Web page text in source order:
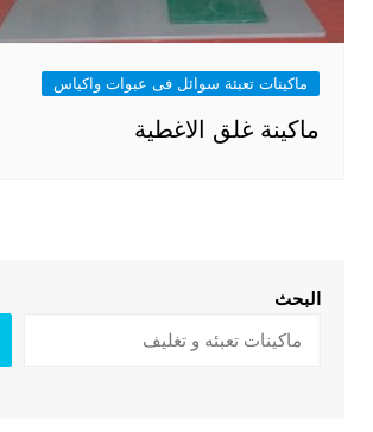
ماكينات تعبئة سوائل فى عبوات واكياس
ماكينة غلق الاغطية
البحث